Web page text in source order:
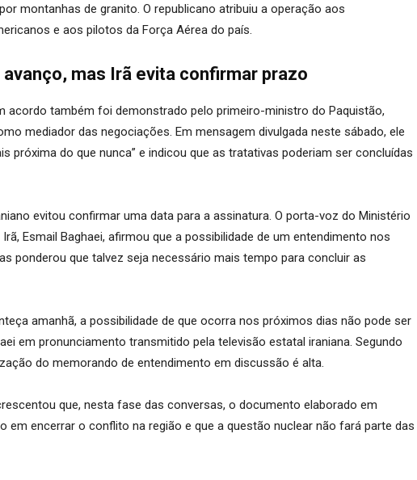
montanhas de granito. O republicano atribuiu a operação aos
e aos pilotos da Força Aérea do país.
mas Irã evita confirmar prazo
acordo também foi demonstrado pelo primeiro-ministro do Paquistão,
mediador das negociações. Em mensagem divulgada neste sábado, ele
próxima do que nunca” e indicou que as tratativas poderiam ser concluídas
evitou confirmar uma data para a assinatura. O porta-voz do Ministério
Esmail Baghaei, afirmou que a possibilidade de um entendimento nos
ponderou que talvez seja necessário mais tempo para concluir as
amanhã, a possibilidade de que ocorra nos próximos dias não pode ser
em pronunciamento transmitido pela televisão estatal iraniana. Segundo
do memorando de entendimento em discussão é alta.
que, nesta fase das conversas, o documento elaborado em
em encerrar o conflito na região e que a questão nuclear não fará parte das